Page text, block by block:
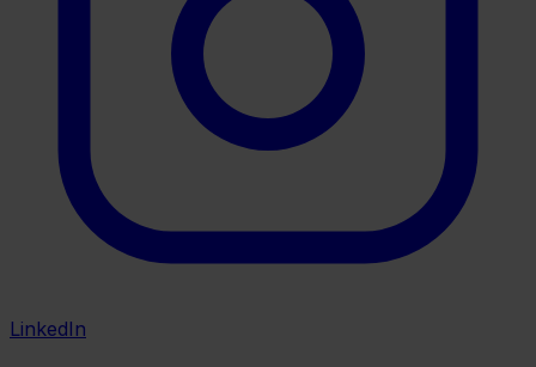
LinkedIn